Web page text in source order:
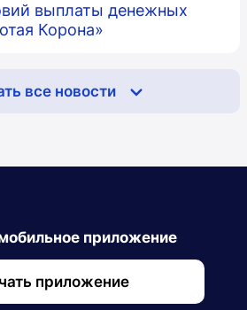
выплаты денежных
Корона»
все новости
приложение
приложение